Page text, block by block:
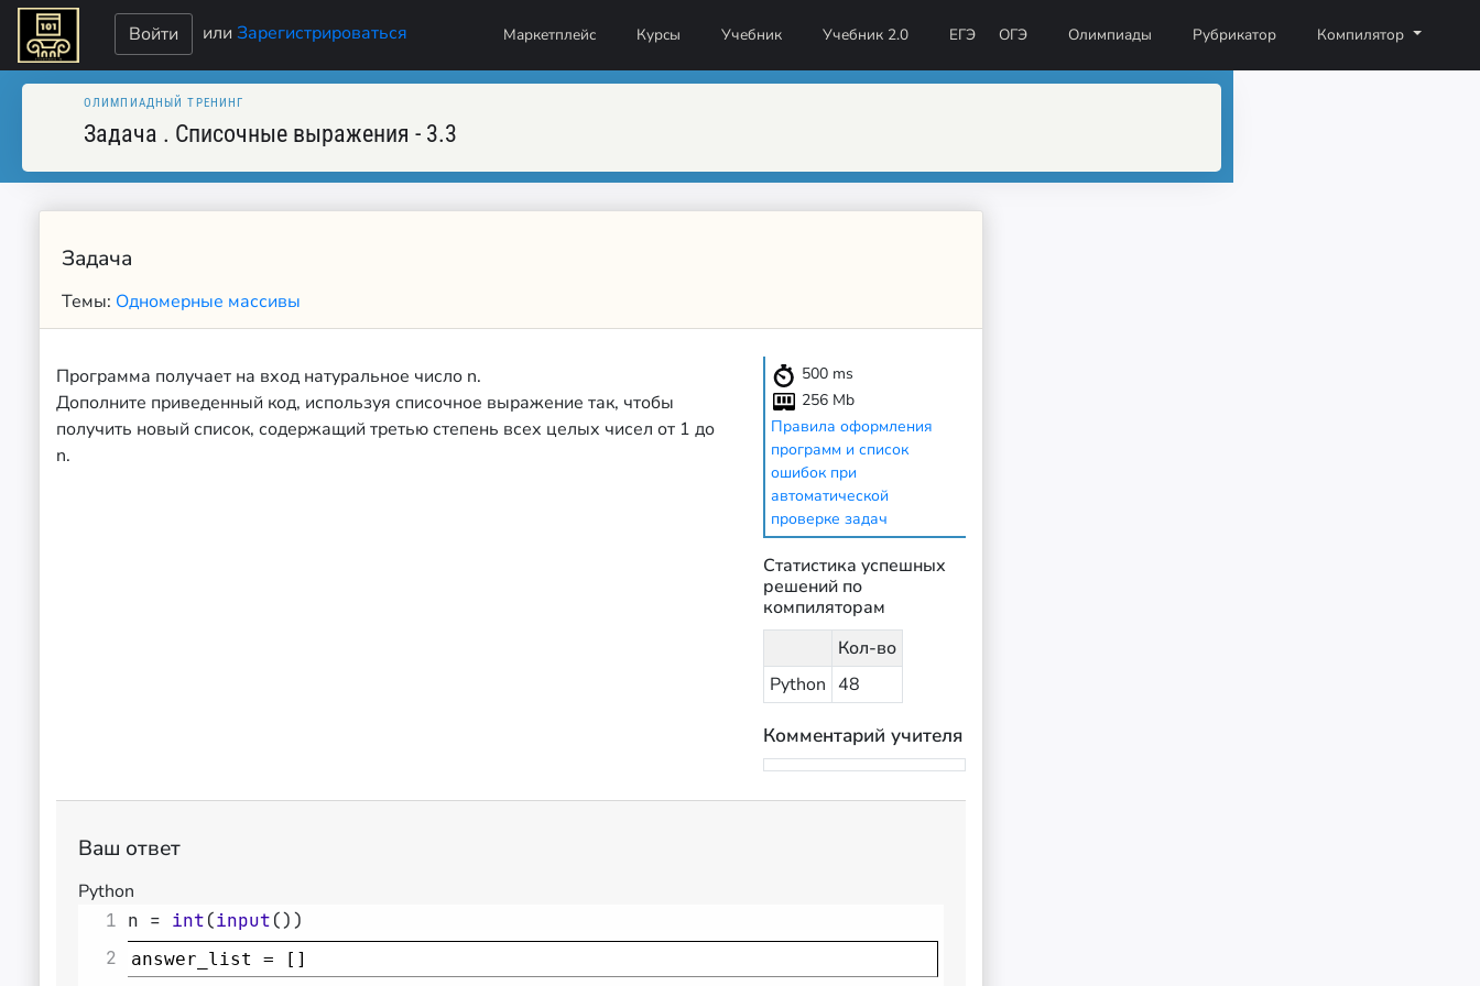
Войти илиЗарегистрироваться Маркетплейс Курсы Учебник Учебник 2.0 ЕГЭ ОГЭ Олимпиады Рубрикатор Компилятор
ОЛИМПИАДНЫЙ ТРЕНИНГ
Задача . Списочные выражения - 3.3
Задача
Темы: Одномерные массивы
Программа получает на вход натуральное число n.
Дополните приведенный код, используя списочное выражение так, чтобы
получить новый список, содержащий третью степень всех целых чисел от 1 до
n.
500 ms
256 Mb
Правила оформления
программ и список
ошибок при
автоматической
проверке задач
Статистика успешных
решений по
компиляторам
Кол-во
Python 48
Комментарий учителя
Ваш ответ
Python
1 n = int(input())
2
answer_list = []